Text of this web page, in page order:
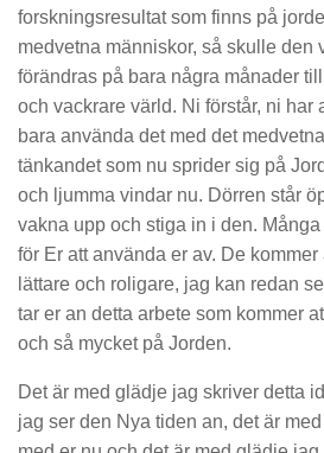
forskningsresultat som finns på
medvetna människor, så skulle den
förändras på bara några månader
och vackrare värld. Ni förstår, ni har
bara använda det med det
tänkandet som nu sprider sig på
och ljumma vindar nu. Dörren står
vakna upp och stiga in i den.
för Er att använda er av. De
lättare och roligare, jag kan redan
tar er an detta arbete som kommer
och så mycket på Jorden.
Det är med glädje jag skriver detta
jag ser den Nya tiden an, det är